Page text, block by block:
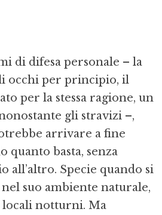
di difesa personale – la
occhi per principio, il
per la stessa ragio­ne, un
gli stravizi –,
arriva­re a fine
quanto basta, senza
all’altro. Specie quando si
suo am­biente naturale,
locali notturni. Ma